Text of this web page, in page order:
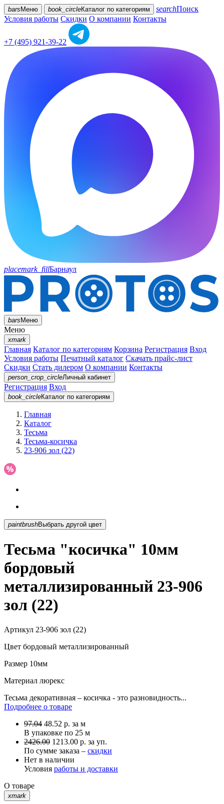
bars Меню book_circleКаталог по категориям searchПоиск
Условия работы Скидки О компании Контакты
+7 (495) 921-39-22
placemark_fillБарнаул
barsМеню
Меню
xmark
Главная Каталог по категориям Корзина Регистрация Вход
Условия работы Печатный каталог Скачать прайс-лист
Скидки Стать дилером О компании Контакты
person_crop_circleЛичный кабинет
Регистрация Вход
book_circleКаталог по категориям
Главная
Каталог
Тесьма
Тесьма-косичка
23-906 зол (22)
paintbrush Выбрать другой цвет
Тесьма "косичка" 10мм
бордовый
металлизированный 23-906
зол (22)
Артикул 23-906 зол (22)
Цвет бордовый металлизированный
Размер 10мм
Материал люрекс
Тесьма декоративная – косичка - это разновидность...
Подробнее о товаре
97.04 48.52 р. за м
В упаковке по 25 м
2426.00 1213.00 р. за уп.
По сумме заказа – скидки
Нет в наличии
Условия работы и доставки
О товаре
xmark